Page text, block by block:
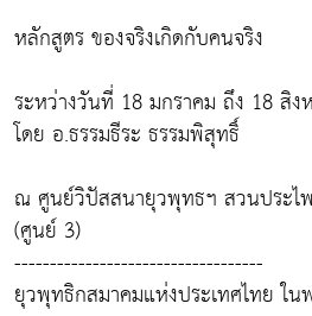
หลักสูตร ของจริงเกิดกับคนจริง
ระหว่างวันที่ 18 มกราคม ถึง 18 สิง
โดย อ.ธรรมธีระ ธรรมพิสุทธิ์
ณ ศูนย์วิปัสสนายุวพุทธฯ สวนประไ
(ศูนย์ 3)
-----------------------------------
ยุวพุทธิกสมาคมแห่งประเทศไทย ใ